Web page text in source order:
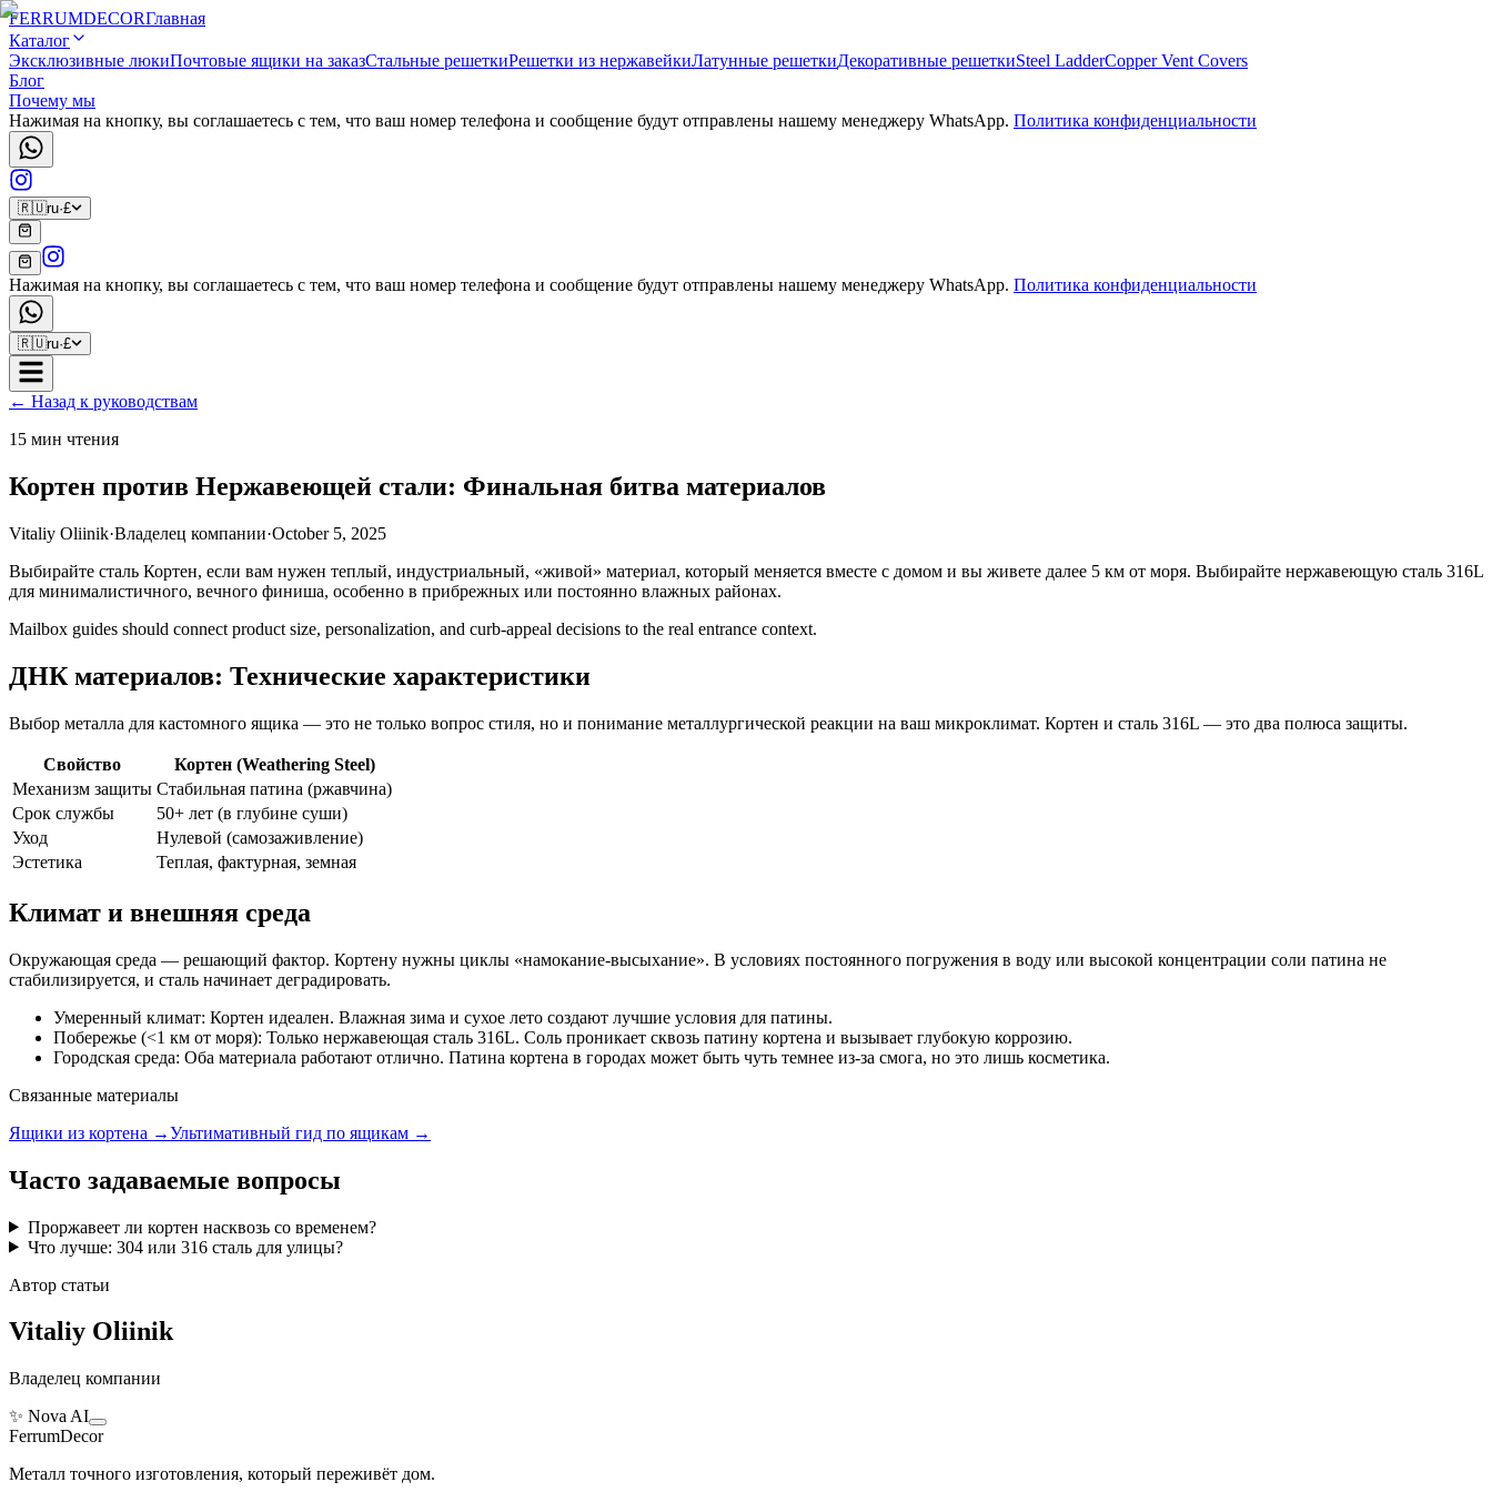
FERRUMDECORГлавная
Каталог
Эксклюзивные люкиПочтовые ящики на заказСтальные решеткиРешетки из нержавейкиЛатунные решеткиДекоративные решеткиSteel LadderCopper Vent Covers
Блог
Почему мы
Нажимая на кнопку, вы соглашаетесь с тем, что ваш номер телефона и сообщение будут отправлены нашему менеджеру WhatsApp. Политика конфиденциальности
🇷🇺ru·£
Нажимая на кнопку, вы соглашаетесь с тем, что ваш номер телефона и сообщение будут отправлены нашему менеджеру WhatsApp. Политика конфиденциальности
🇷🇺ru·£
← Назад к руководствам
15 мин чтения
Кортен против Нержавеющей стали: Финальная битва материалов
Vitaliy Oliinik·Владелец компании·October 5, 2025
Выбирайте сталь Кортен, если вам нужен теплый, индустриальный, «живой» материал, который меняется вместе с домом и вы живете далее 5 км от моря. Выбирайте нержавеющую сталь 316L
для минималистичного, вечного финиша, особенно в прибрежных или постоянно влажных районах.
Mailbox guides should connect product size, personalization, and curb-appeal decisions to the real entrance context.
ДНК материалов: Технические характеристики
Выбор металла для кастомного ящика — это не только вопрос стиля, но и понимание металлургической реакции на ваш микроклимат. Кортен и сталь 316L — это два полюса защиты.
Свойство
Кортен (Weathering Steel)
Механизм защиты Стабильная патина (ржавчина)
Срок службы
50+ лет (в глубине суши)
Уход
Нулевой (самозаживление)
Эстетика
Теплая, фактурная, земная
Климат и внешняя среда
Окружающая среда — решающий фактор. Кортену нужны циклы «намокание-высыхание». В условиях постоянного погружения в воду или высокой концентрации соли патина не
стабилизируется, и сталь начинает деградировать.
Умеренный климат: Кортен идеален. Влажная зима и сухое лето создают лучшие условия для патины.
Побережье (<1 км от моря): Только нержавеющая сталь 316L. Соль проникает сквозь патину кортена и вызывает глубокую коррозию.
Городская среда: Оба материала работают отлично. Патина кортена в городах может быть чуть темнее из-за смога, но это лишь косметика.
Связанные материалы
Ящики из кортена →Ультимативный гид по ящикам →
Часто задаваемые вопросы
Проржавеет ли кортен насквозь со временем?
Что лучше: 304 или 316 сталь для улицы?
Автор статьи
Vitaliy Oliinik
Владелец компании
✨ Nova AI
FerrumDecor
Металл точного изготовления, который переживёт дом.